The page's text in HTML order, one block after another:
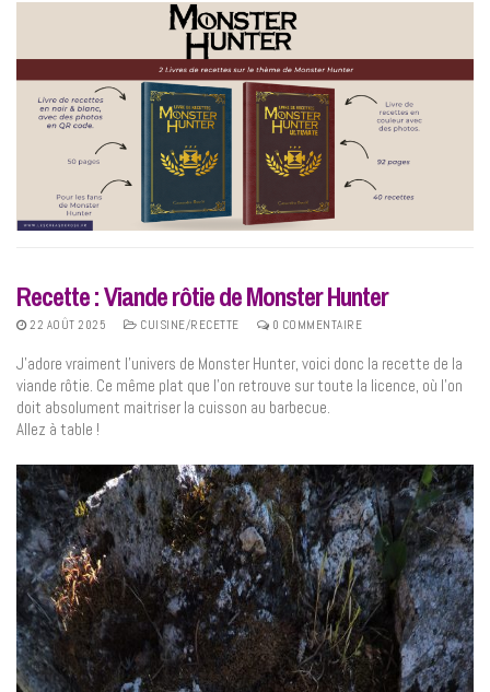
Recette : Viande rôtie de Monster Hunter
22 AOÛT 2025 CUISINE/RECETTE 0 COMMENTAIRE
J’adore vraiment l’univers de Monster Hunter, voici donc la recette de la
viande rôtie. Ce même plat que l’on retrouve sur toute la licence, où l’on
doit absolument maitriser la cuisson au barbecue.
Allez à table !